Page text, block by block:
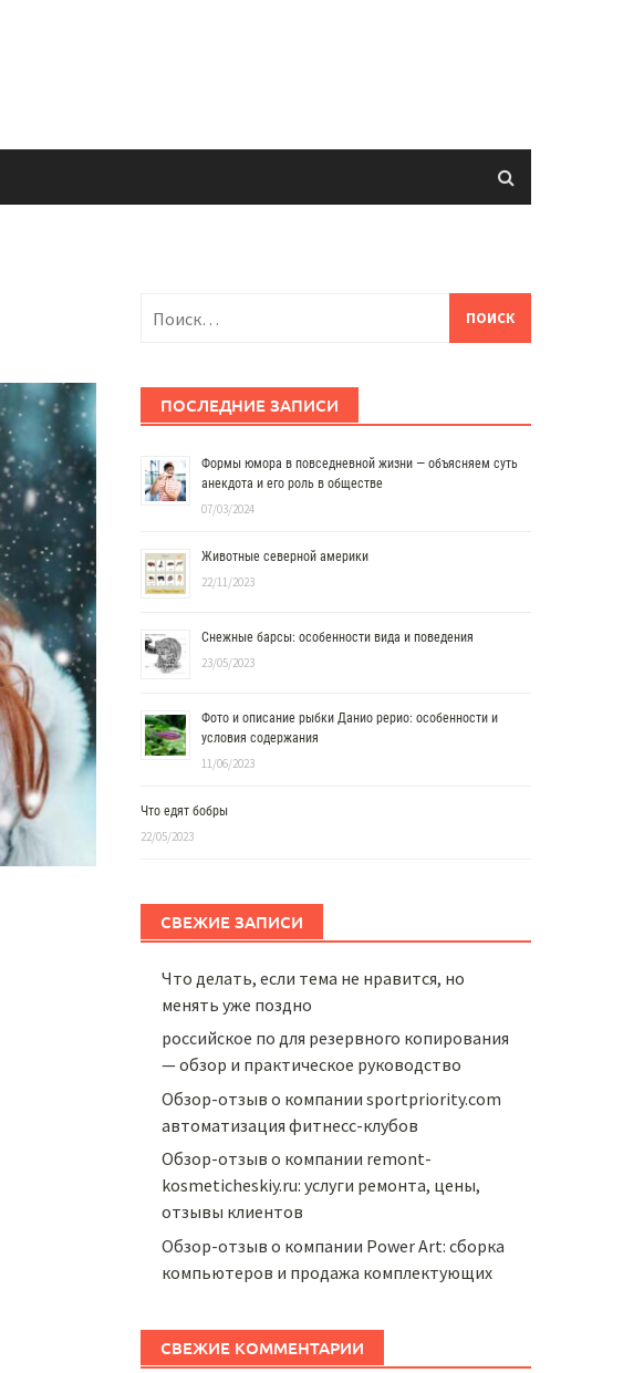
ПОСЛЕДНИЕ ЗАПИСИ
Формы юмора в повседневной жизни — объясняем суть
анекдота и его роль в обществе
07/03/2024
Животные северной америки
22/11/2023
Снежные барсы: особенности вида и поведения
23/05/2023
Фото и описание рыбки Данио рерио: особенности и
условия содержания
11/06/2023
Что едят бобры
22/05/2023
СВЕЖИЕ ЗАПИСИ
Что делать, если тема не нравится, но
менять уже поздно
российское по для резервного копирования
— обзор и практическое руководство
Обзор-отзыв о компании sportpriority.com
автоматизация фитнесс-клубов
Обзор-отзыв о компании remont-
kosmeticheskiy.ru: услуги ремонта, цены,
отзывы клиентов
Обзор-отзыв о компании Power Art: сборка
компьютеров и продажа комплектующих
СВЕЖИЕ КОММЕНТАРИИ